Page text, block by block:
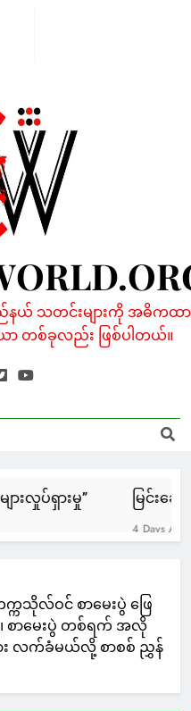
ည်နယ် သတင်းများကို အဓိကထာ
ာ တစ်ခုလည်း ဖြစ်ပါတယ်။
လှုပ်ရှားမှု” မြင်းချေ
4 Days Ago
ကသိုလ်ဝင် စာမေးပွဲ ဖြေ
စာမေးပွဲ တစ်ရက် အလို
း လက်ခံမယ်လို့ စာစစ် ညွှန်